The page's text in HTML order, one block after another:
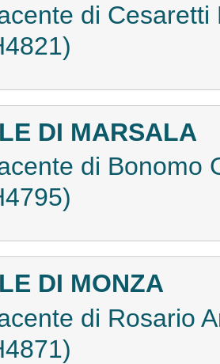
di
DI MARSALA
di Bonomo
DI MONZA
di Rosario